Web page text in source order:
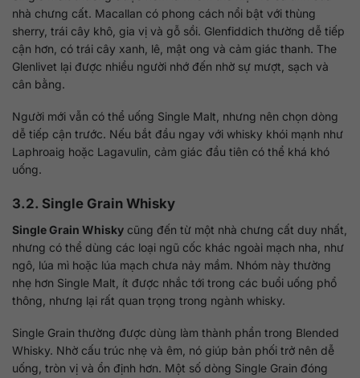
nhà chưng cất. Macallan có phong cách nổi bật với thùng
sherry, trái cây khô, gia vị và gỗ sồi. Glenfiddich thường dễ tiếp
cận hơn, có trái cây xanh, lê, mật ong và cảm giác thanh. The
Glenlivet lại được nhiều người nhớ đến nhờ sự mượt, sạch và
cân bằng.
Người mới vẫn có thể uống Single Malt, nhưng nên chọn dòng
dễ tiếp cận trước. Nếu bắt đầu ngay với whisky khói mạnh như
Laphroaig hoặc Lagavulin, cảm giác đầu tiên có thể khá khó
uống.
3.2. Single Grain Whisky
Single Grain Whisky cũng đến từ một nhà chưng cất duy nhất,
nhưng có thể dùng các loại ngũ cốc khác ngoài mạch nha, như
ngô, lúa mì hoặc lúa mạch chưa nảy mầm. Nhóm này thường
nhẹ hơn Single Malt, ít được nhắc tới trong các buổi uống phổ
thông, nhưng lại rất quan trọng trong ngành whisky.
Single Grain thường được dùng làm thành phần trong Blended
Whisky. Nhờ cấu trúc nhẹ và êm, nó giúp bản phối trở nên dễ
uống, tròn vị và ổn định hơn. Một số dòng Single Grain đóng